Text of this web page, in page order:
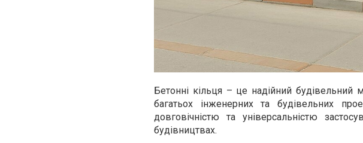
Бетонні кільця – це надійний будівельний
багатьох інженерних та будівельних
довговічністю та універсальністю
будівництвах.